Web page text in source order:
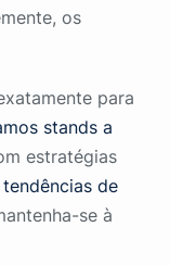
os
para
stands a
estratégias
tendências de
se à